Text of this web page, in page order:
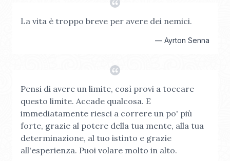
La vita è troppo breve per avere dei nemici.
— Ayrton Senna
Pensi di avere un limite, così provi a toccare
questo limite. Accade qualcosa. E
immediatamente riesci a correre un po' più
forte, grazie al potere della tua mente, alla tua
determinazione, al tuo istinto e grazie
all'esperienza. Puoi volare molto in alto.